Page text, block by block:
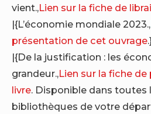
vient.,Lien sur la fiche de
|{L’économie mondiale 2023.,
présentation de cet ouvrage
|{De la justification : les
grandeur.,Lien sur la fiche
livre. Disponible dans toutes
bibliothèques de votre